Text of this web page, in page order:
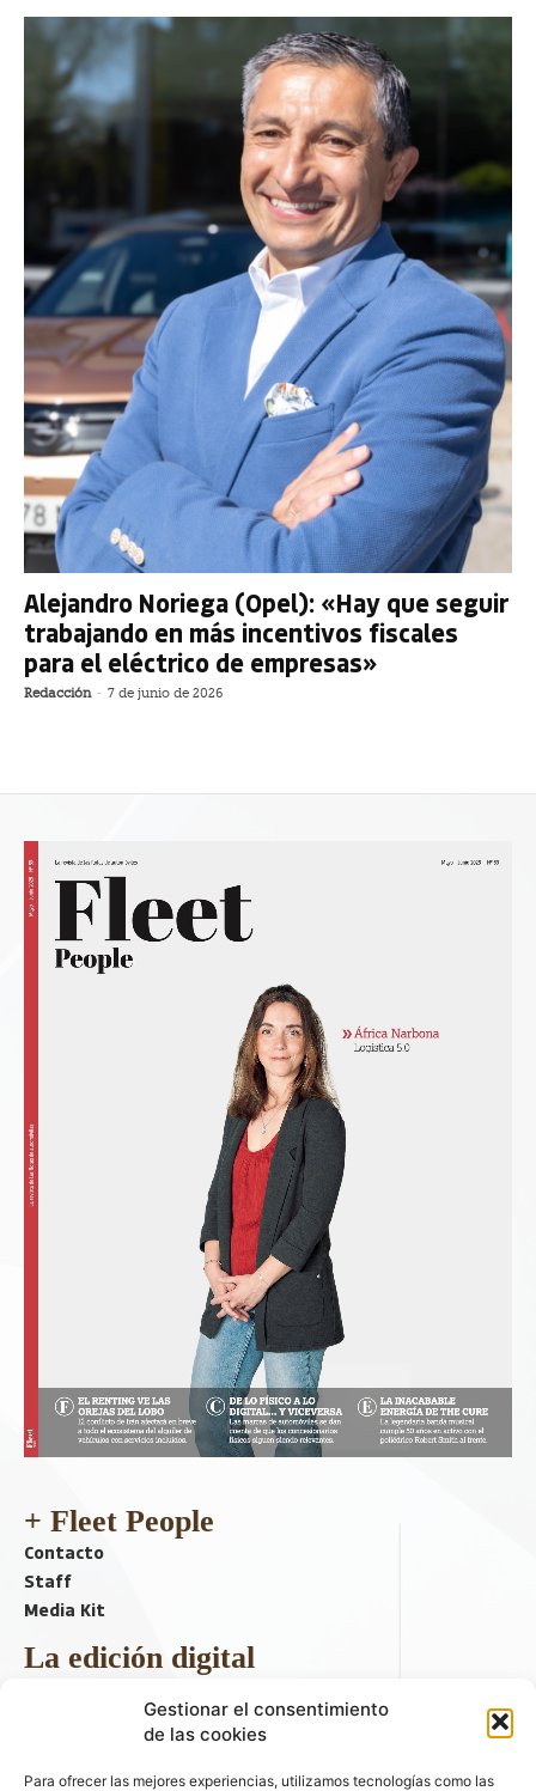
Gestionar el consentimiento
de las cookies
Para ofrecer las mejores experiencias, utilizamos tecnologías como las
Alejandro Noriega (Opel): «Hay que seguir
trabajando en más incentivos fiscales
para el eléctrico de empresas»
Redacción - 7 de junio de 2026
+ Fleet People
Contacto
Staff
Media Kit
La edición digital
Descargar último ejemplar
ir a hemeroteca
+ Contenido en redes sociales